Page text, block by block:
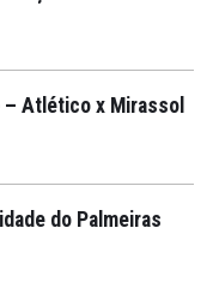
Atlético x Mirassol
do Palmeiras